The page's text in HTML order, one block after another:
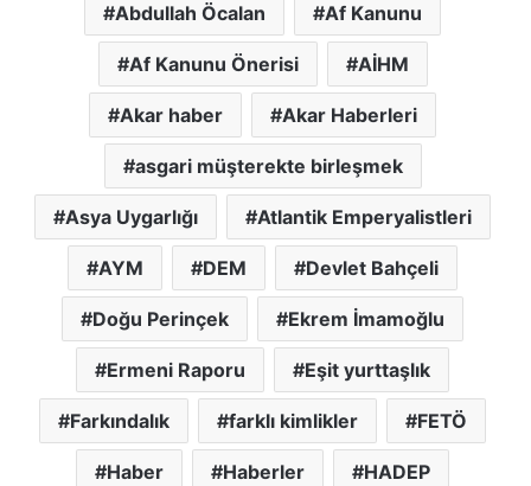
Abdullah Öcalan Af Kanunu
Af Kanunu Önerisi AİHM
Akar haber Akar Haberleri
asgari müşterekte birleşmek
Asya Uygarlığı Atlantik Emperyalistleri
AYM DEM Devlet Bahçeli
Doğu Perinçek Ekrem İmamoğlu
Ermeni Raporu Eşit yurttaşlık
Farkındalık farklı kimlikler FETÖ
Haber Haberler HADEP